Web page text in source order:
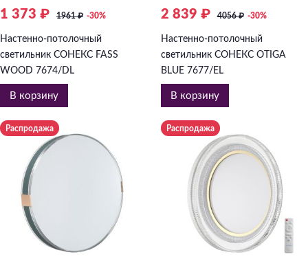
1 373 ₽ 1961₽ -30%
Настенно-потолочный
светильник СОНЕКС FASS
WOOD 7674/DL
В корзину
2 839 ₽ 4056₽ -30%
Настенно-потолочный
светильник СОНЕКС OTIGA
BLUE 7677/EL
В корзину
Распродажа Распродажа